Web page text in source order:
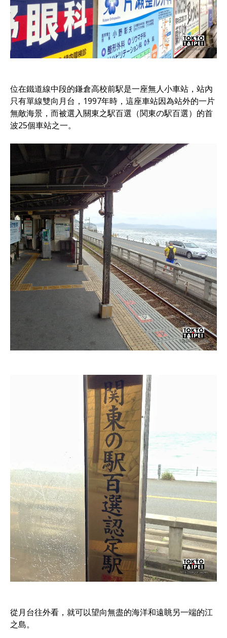
位在鐵道線中段的鎌倉高校前駅是一座無人小車站，站內
只有單線雙向月台，1997年時，這座車站因為站外的一片
無敵海景，而被選入關東之駅百選（関東の駅百選）的首
波25個車站之一。
從月台往外看，就可以望向無盡的海洋和遠眺另一端的江
之島。